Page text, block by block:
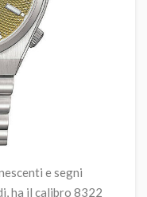
e segni
ha il calibro 8322